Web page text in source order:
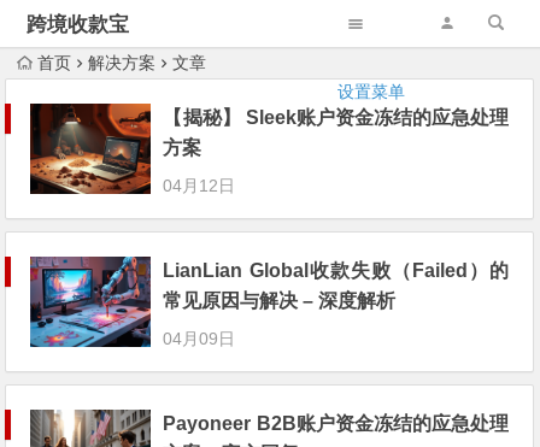
跨境收款宝
设置菜单
首页 解决方案 文章
【揭秘】 Sleek账户资金冻结的应急处理
方案
04月12日
LianLian Global收款失败（Failed）的
常见原因与解决 – 深度解析
04月09日
Payoneer B2B账户资金冻结的应急处理